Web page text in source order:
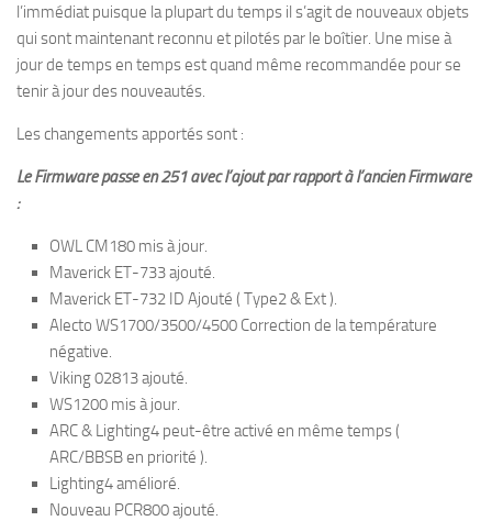
l’immédiat puisque la plupart du temps il s’agit de nouveaux objets
qui sont maintenant reconnu et pilotés par le boîtier. Une mise à
jour de temps en temps est quand même recommandée pour se
tenir à jour des nouveautés.
Les changements apportés sont :
Le Firmware passe en 251 avec l’ajout par rapport à l’ancien Firmware
:
OWL CM180 mis à jour.
Maverick ET-733 ajouté.
Maverick ET-732 ID Ajouté ( Type2 & Ext ).
Alecto WS1700/3500/4500 Correction de la température
négative.
Viking 02813 ajouté.
WS1200 mis à jour.
ARC & Lighting4 peut-être activé en même temps (
ARC/BBSB en priorité ).
Lighting4 amélioré.
Nouveau PCR800 ajouté.